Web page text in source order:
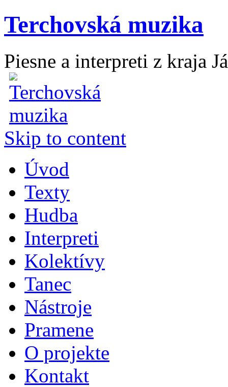
Terchovská muzika
Piesne a interpreti z kraja
Skip to content
Úvod
Texty
Hudba
Interpreti
Kolektívy
Tanec
Nástroje
Pramene
O projekte
Kontakt